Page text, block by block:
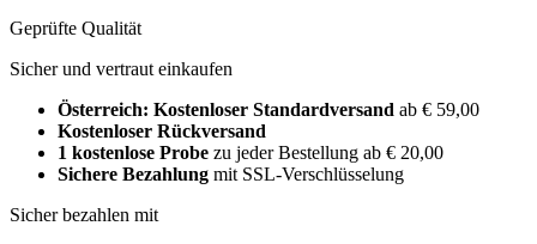
Geprüfte Qualität
Sicher und vertraut einkaufen
Österreich: Kostenloser Standardversand ab € 59,00
Kostenloser Rückversand
1 kostenlose Probe zu jeder Bestellung ab € 20,00
Sichere Bezahlung mit SSL-Verschlüsselung
Sicher bezahlen mit